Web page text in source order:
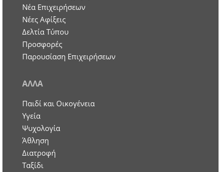
Nέα Επιχειρήσεων
Νέες Αφίξεις
Δελτία Τύπου
Προσφορές
Παρουσίαση Επιχειρήσεων
ΑΛΛΑ
Παιδί και Οικογένεια
Υγεία
Ψυχολογία
Άθληση
Διατροφή
Ταξίδι